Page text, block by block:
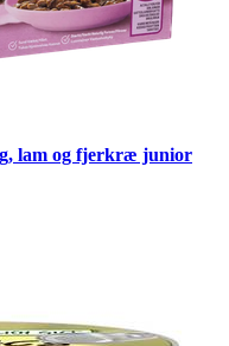
lam og fjerkræ junior